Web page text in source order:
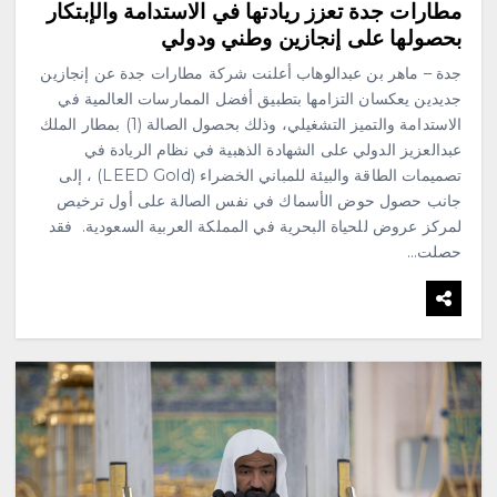
مطارات جدة تعزز ريادتها في الاستدامة والإبتكار
بحصولها على إنجازين وطني ودولي
جدة – ماهر بن عبدالوهاب أعلنت شركة مطارات جدة عن إنجازين
جديدين يعكسان التزامها بتطبيق أفضل الممارسات العالمية في
الاستدامة والتميز التشغيلي، وذلك بحصول الصالة (1) بمطار الملك
عبدالعزيز الدولي على الشهادة الذهبية في نظام الريادة في
تصميمات الطاقة والبيئة للمباني الخضراء (LEED Gold) ، إلى
جانب حصول حوض الأسماك في نفس الصالة على أول ترخيص
لمركز عروض للحياة البحرية في المملكة العربية السعودية. فقد
حصلت…